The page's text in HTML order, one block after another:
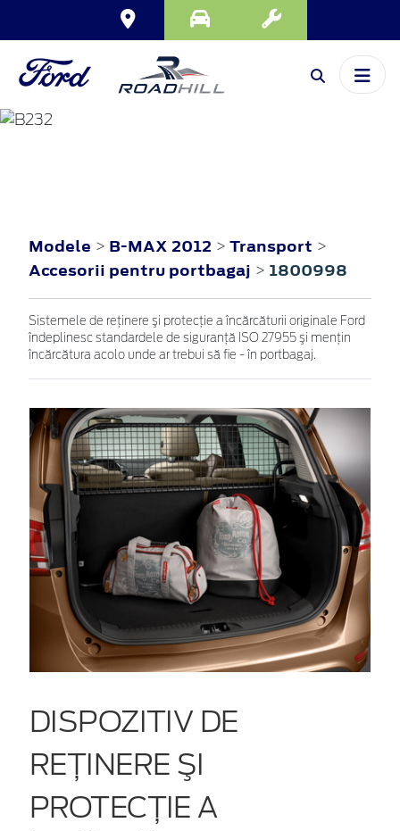
Modele > B-MAX 2012 > Transport >
Accesorii pentru portbagaj > 1800998
Sistemele de reţinere şi protecţie a încărcăturii originale Ford
îndeplinesc standardele de siguranţă ISO 27955 şi menţin
încărcătura acolo unde ar trebui să fie - în portbagaj.
DISPOZITIV DE
REŢINERE ŞI
PROTECŢIE A